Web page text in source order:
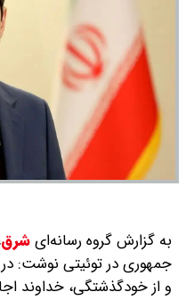
به گزارش گروه رسانه‌ایشرق
جمهوری در توئیتی نوشت:
و از خودگذشتگی، خداوند